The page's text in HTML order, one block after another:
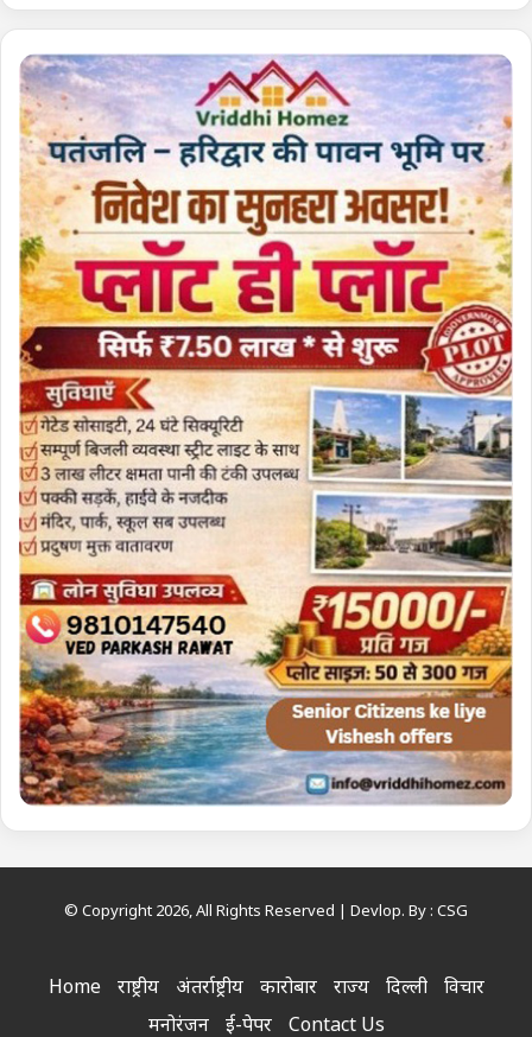
© Copyright 2026, All Rights Reserved | Devlop. By : CSG
Home राष्ट्रीय अंतर्राष्ट्रीय कारोबार राज्य दिल्ली
विचार
मनोरंजन
ई-पेपर Contact Us